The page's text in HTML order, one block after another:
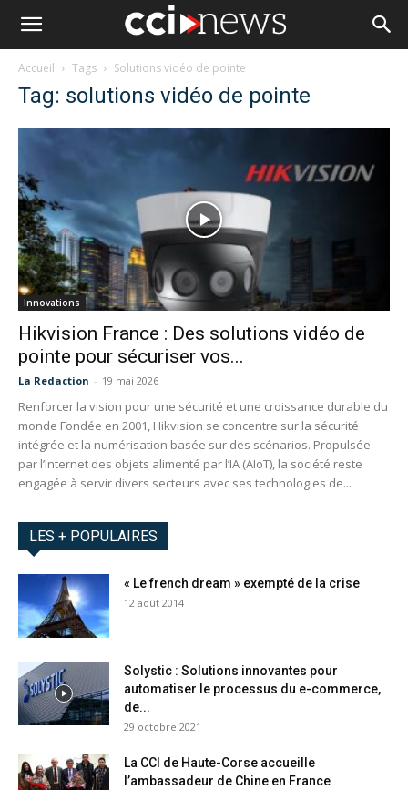
Accueil Tags Solutions vidéo de pointe
Tag: solutions vidéo de pointe
Innovations
Hikvision France : Des solutions vidéo de
pointe pour sécuriser vos...
La Redaction - 19 mai 2026
Renforcer la vision pour une sécurité et une croissance durable du
monde Fondée en 2001, Hikvision se concentre sur la sécurité
intégrée et la numérisation basée sur des scénarios. Propulsée
par l’Internet des objets alimenté par l’IA (AIoT), la société reste
engagée à servir divers secteurs avec ses technologies de...
LES + POPULAIRES
« Le french dream » exempté de la crise
12 août 2014
Solystic : Solutions innovantes pour
automatiser le processus ​du e-commerce,
de...
29 octobre 2021
La CCI de Haute-Corse accueille
l’ambassadeur de Chine en France